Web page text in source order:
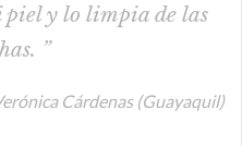
y lo limpia de las
”
Cárdenas (Guayaquil)